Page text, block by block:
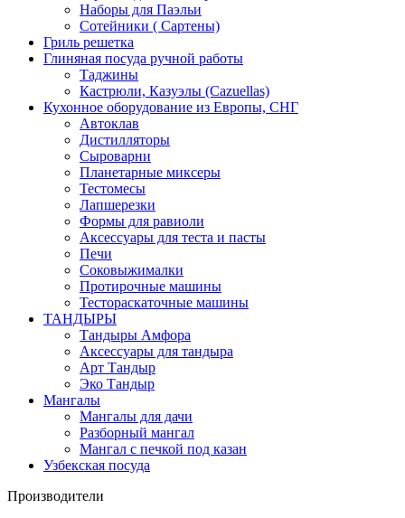
Наборы для Паэльи
Сотейники ( Сартены)
Гриль решетка
Глиняная посуда ручной работы
Таджины
Кастрюли, Казуэлы (Cazuellas)
Кухонное оборудование из Европы, СНГ
Автоклав
Дистилляторы
Сыроварни
Планетарные миксеры
Тестомесы
Лапшерезки
Формы для равиоли
Аксессуары для теста и пасты
Печи
Соковыжималки
Протирочные машины
Тестораскаточные машины
ТАНДЫРЫ
Тандыры Амфора
Аксессуары для тандыра
Арт Тандыр
Эко Тандыр
Мангалы
Мангалы для дачи
Разборный мангал
Мангал с печкой под казан
Узбекская посуда
Производители